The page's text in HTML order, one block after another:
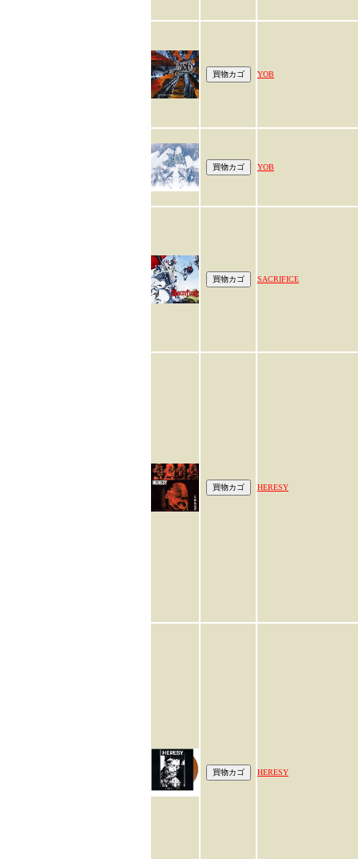
YOB
YOB
SACRIFICE
HERESY
HERESY